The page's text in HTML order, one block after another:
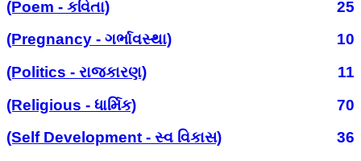
(Poem - કવિતા)
25
(Pregnancy - ગર્ભાવસ્થા)
10
(Politics - રાજકારણ)
11
(Religious - ધાર્મિક)
70
(Self Development - સ્વ વિકાસ)
36